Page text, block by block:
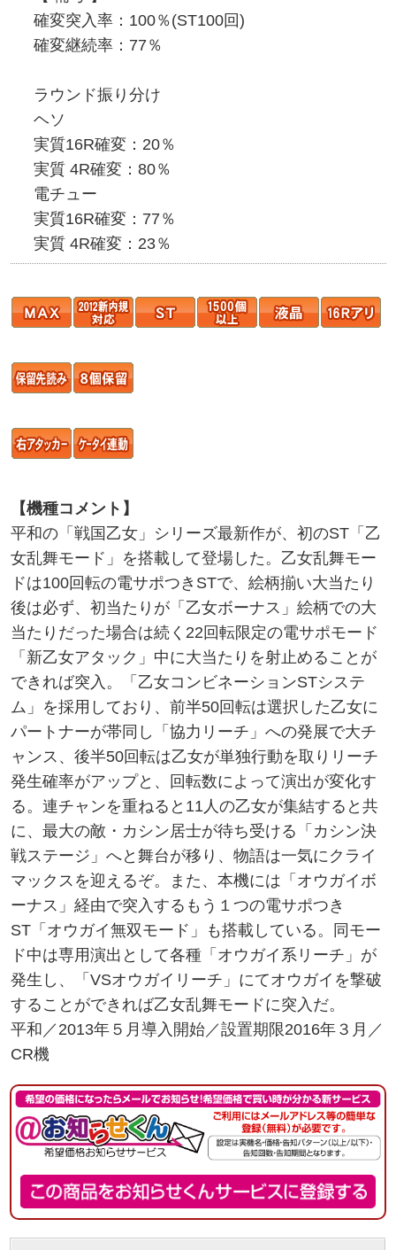
確変突入率：100％(ST100回)
確変継続率：77％
ラウンド振り分け
ヘソ
実質16R確変：20％
実質 4R確変：80％
電チュー
実質16R確変：77％
実質 4R確変：23％
【機種コメント】
平和の「戦国乙女」シリーズ最新作が、初のST「乙
女乱舞モード」を搭載して登場した。乙女乱舞モー
ドは100回転の電サポつきSTで、絵柄揃い大当たり
後は必ず、初当たりが「乙女ボーナス」絵柄での大
当たりだった場合は続く22回転限定の電サポモード
「新乙女アタック」中に大当たりを射止めることが
できれば突入。「乙女コンビネーションSTシステ
ム」を採用しており、前半50回転は選択した乙女に
パートナーが帯同し「協力リーチ」への発展で大チ
ャンス、後半50回転は乙女が単独行動を取りリーチ
発生確率がアップと、回転数によって演出が変化す
る。連チャンを重ねると11人の乙女が集結すると共
に、最大の敵・カシン居士が待ち受ける「カシン決
戦ステージ」へと舞台が移り、物語は一気にクライ
マックスを迎えるぞ。また、本機には「オウガイボ
ーナス」経由で突入するもう１つの電サポつき
ST「オウガイ無双モード」も搭載している。同モー
ド中は専用演出として各種「オウガイ系リーチ」が
発生し、「VSオウガイリーチ」にてオウガイを撃破
することができれば乙女乱舞モードに突入だ。
平和／2013年５月導入開始／設置期限2016年３月／
CR機